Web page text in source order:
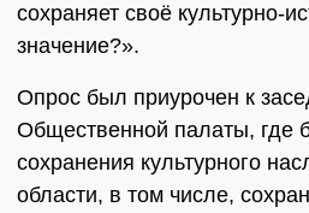
сохраняет своё культурно-
значение?».
Опрос был приурочен к
Общественной палаты, где
сохранения культурного
области, в том числе,